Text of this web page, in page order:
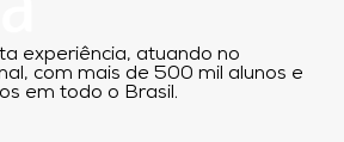
experiência, atuando no
com mais de 500 mil alunos e
em todo o Brasil.